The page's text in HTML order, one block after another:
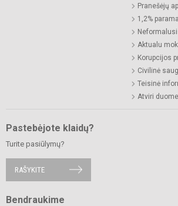
Pranešėjų
1,2% parama
Aktualu
Korupcijos
Civilinė
Teisinė
Atviri
Pastebėjote klaidų?
Turite pasiūlymų?
RAŠYKITE
Bendraukime